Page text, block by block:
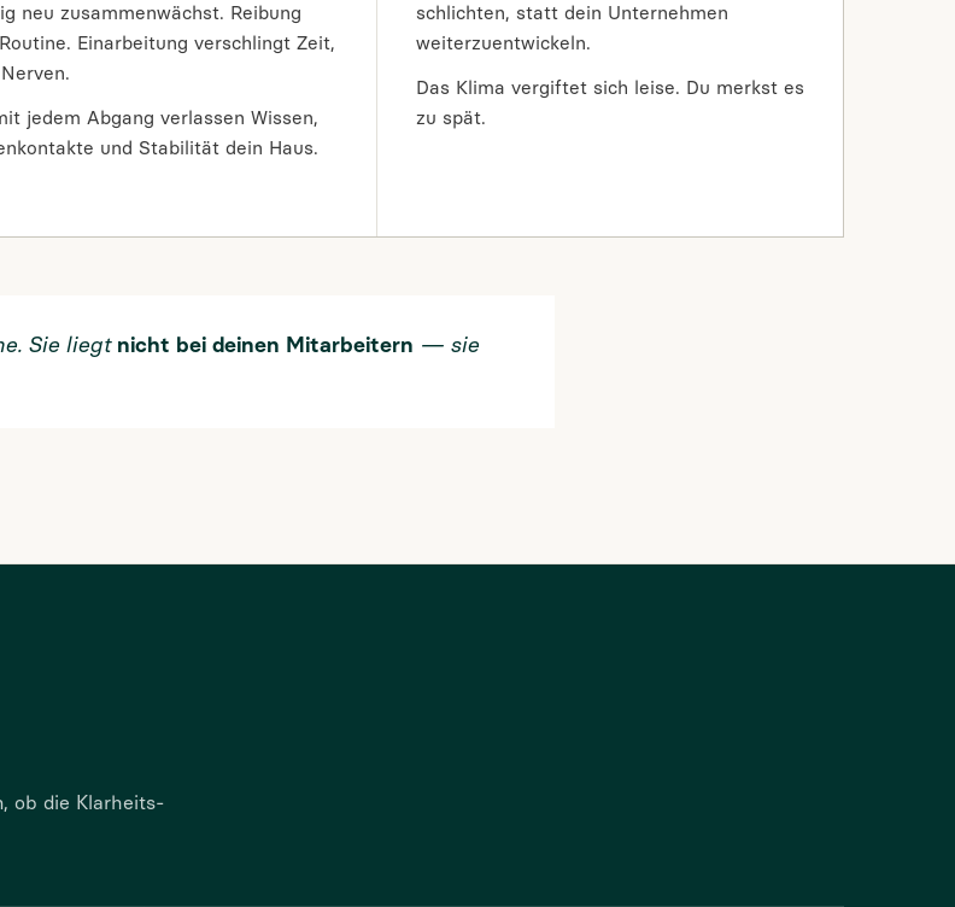
neu zusammenwächst. Reibung
Einarbeitung verschlingt Zeit,
jedem Abgang verlassen Wissen,
und Stabilität dein Haus.
schlichten, statt dein Unternehmen
weiterzuentwickeln.
Das Klima vergiftet sich leise. Du merkst es
zu spät.
Sie liegt nicht bei deinen Mitarbeitern — sie
ob die Klarheits-